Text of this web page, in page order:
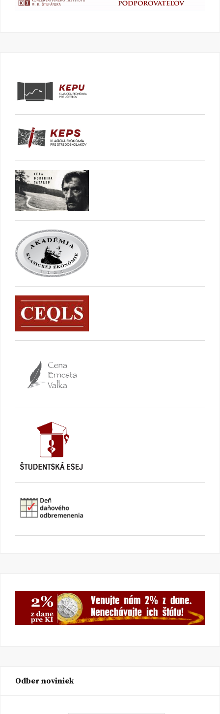
Odber noviniek